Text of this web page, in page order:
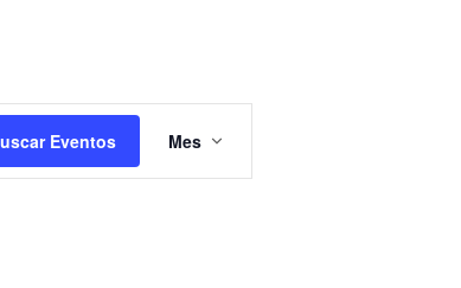
Eventos
Navegación
de
vistas
Mes